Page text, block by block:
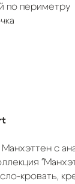
по периметру
с
кровать,